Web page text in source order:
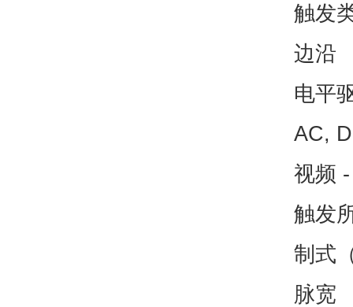
触发
边沿
电平
AC,
视频 -
触发
制式
脉宽